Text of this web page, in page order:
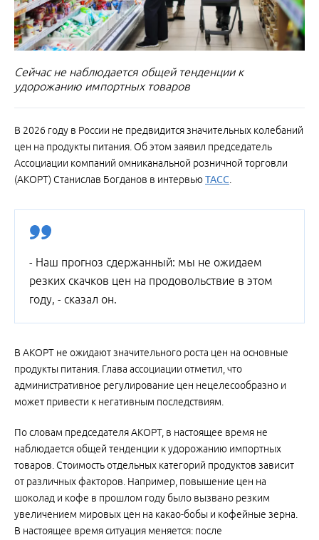
Сейчас не наблюдается общей тенденции к
удорожанию импортных товаров
В 2026 году в России не предвидится значительных колебаний
цен на продукты питания. Об этом заявил председатель
Ассоциации компаний омниканальной розничной торговли
(АКОРТ) Станислав Богданов в интервьюТАСС.
- Наш прогноз сдержанный: мы не ожидаем
резких скачков цен на продовольствие в этом
году, - сказал он.
В АКОРТ не ожидают значительного роста цен на основные
продукты питания. Глава ассоциации отметил, что
административное регулирование цен нецелесообразно и
может привести к негативным последствиям.
По словам председателя АКОРТ, в настоящее время не
наблюдается общей тенденции к удорожанию импортных
товаров. Стоимость отдельных категорий продуктов зависит
от различных факторов. Например, повышение цен на
шоколад и кофе в прошлом году было вызвано резким
увеличением мировых цен на какао-бобы и кофейные зерна.
В настоящее время ситуация меняется: после